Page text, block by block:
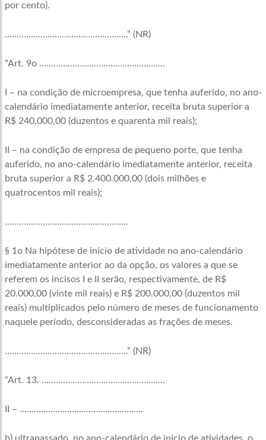
por cento).
…………………………………………….” (NR)
“Art. 9o ……………………………………………..
I – na condição de microempresa, que tenha auferido, no ano-
calendário imediatamente anterior, receita bruta superior a
R$ 240.000,00 (duzentos e quarenta mil reais);
II – na condição de empresa de pequeno porte, que tenha
auferido, no ano-calendário imediatamente anterior, receita
bruta superior a R$ 2.400.000,00 (dois milhões e
quatrocentos mil reais);
…………………………………………….
§ 1o Na hipótese de início de atividade no ano-calendário
imediatamente anterior ao da opção, os valores a que se
referem os incisos I e II serão, respectivamente, de R$
20.000,00 (vinte mil reais) e R$ 200.000,00 (duzentos mil
reais) multiplicados pelo número de meses de funcionamento
naquele período, desconsideradas as frações de meses.
…………………………………………….” (NR)
“Art. 13. …………………………………………….
II – …………………………………………….